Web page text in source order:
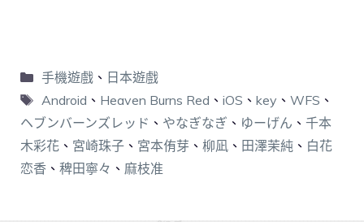
手機遊戲、 日本遊戲
Android 、 Heaven Burns Red 、 iOS 、 key 、 WFS 、
ヘブンバーンズレッド 、 やなぎなぎ 、 ゆーげん 、 千本
木彩花 、 宮崎珠子 、 宮本侑芽 、 柳凪 、 田澤茉純 、 白花
恋香 、 稗田寧々 、 麻枝准